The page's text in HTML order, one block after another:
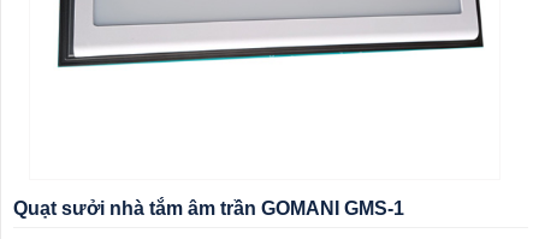
Quạt sưởi nhà tắm âm trần GOMANI GMS-1